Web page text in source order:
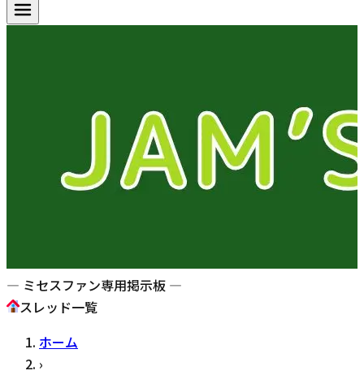
— ミセスファン専用掲示板 —
スレッド一覧
ホーム
›